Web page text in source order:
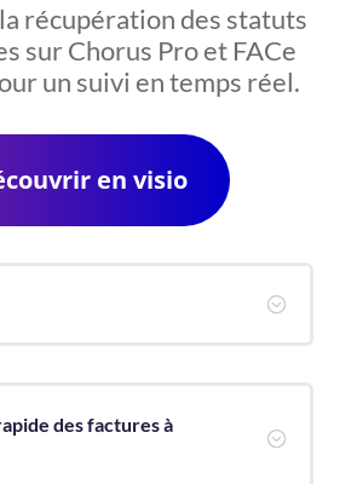
récupération des statuts
sur Chorus Pro et FACe
un suivi en temps réel.
en visio
;
;
des factures à